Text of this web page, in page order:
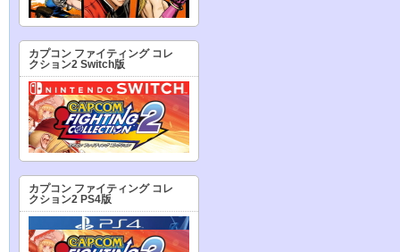
カプコン ファイティング コレ
クション2 Switch版
カプコン ファイティング コレ
クション2 PS4版